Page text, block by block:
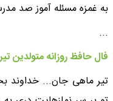
به غمزه مسئله آموز صد
...
فال حافظ روزانه متولدین تیر
تیر ماهی جان... خداوند